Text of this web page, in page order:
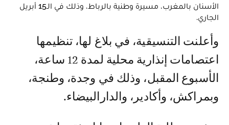
الأسنان بالمغرب، مسيرة وطنية بالرباط، وذلك في الـ15 أبريل
الجاري.
وأعلنت التنسيقية، في بلاغ لها، تنظيمها
اعتصامات إنذارية محلية لمدة 12 ساعة،
الأسبوع المقبل، وذلك في وجدة، وطنجة،
وبمراكش، وأكادير، والدارالبيضاء.